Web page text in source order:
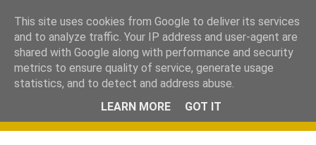
Okiem Obiektywu.
This site uses cookies from Google to deliver its services
and to analyze traffic. Your IP address and user-agent are
shared with Google along with performance and security
metrics to ensure quality of service, generate usage
statistics, and to detect and address abuse.
LEARN MORE
GOT IT